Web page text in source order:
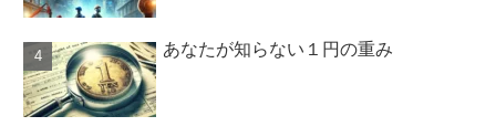
あなたが知らない１円の重み